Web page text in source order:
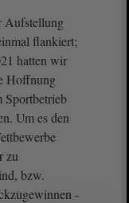
Aufstellung
flankiert;
hatten wir
Hoffnung
Sportbetrieb
Um es den
zu
bzw.
-